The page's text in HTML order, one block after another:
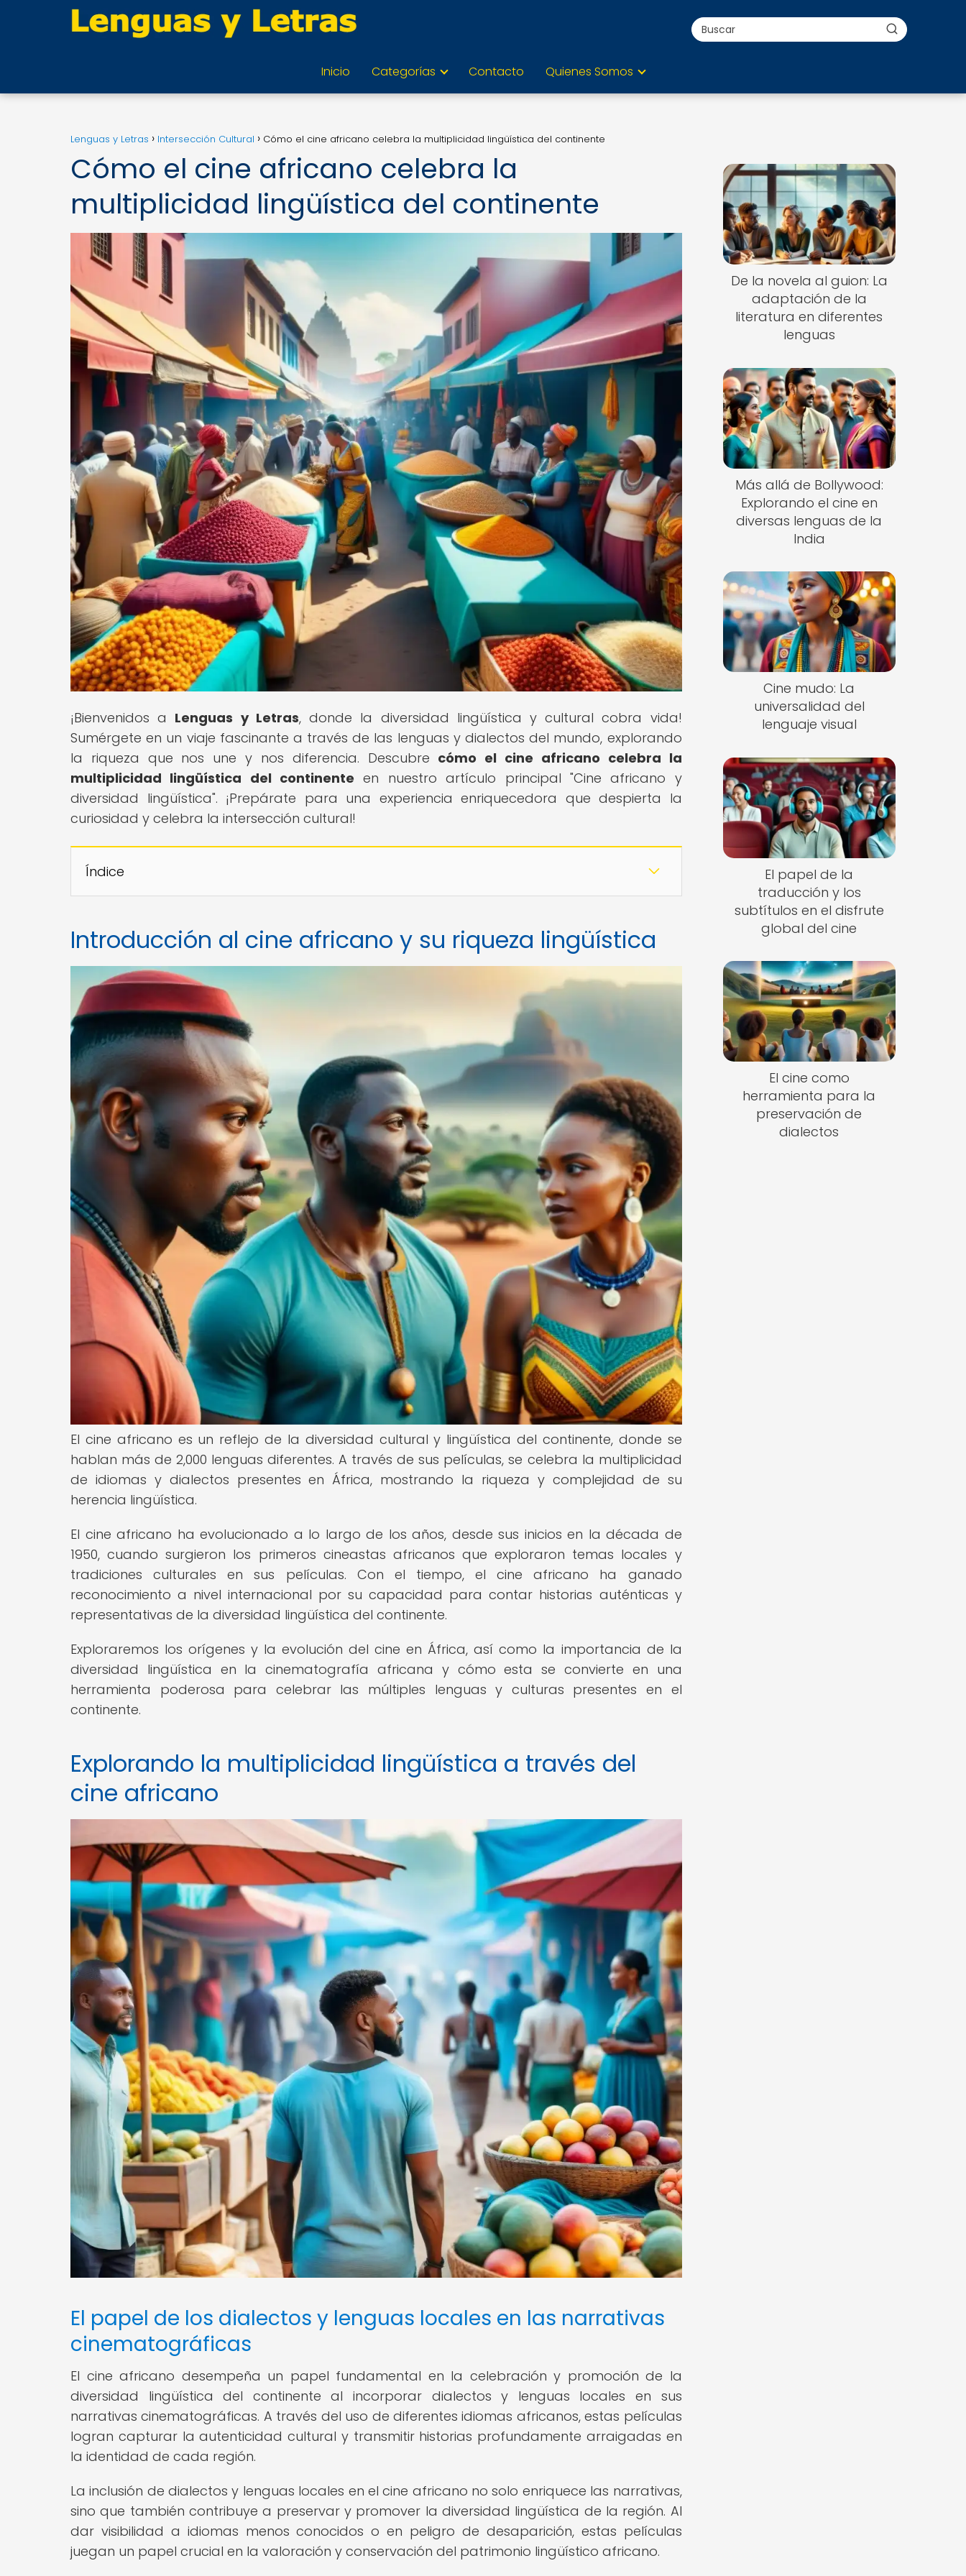
Inicio Categorías Contacto Quienes Somos
Lenguas y Letras Intersección Cultural Cómo el cine africano celebra la multiplicidad lingüística del continente
Cómo el cine africano celebra la
multiplicidad lingüística del continente
¡Bienvenidos a Lenguas y Letras, donde la diversidad lingüística y cultural cobra vida!
Sumérgete en un viaje fascinante a través de las lenguas y dialectos del mundo, explorando
la riqueza que nos une y nos diferencia. Descubre cómo el cine africano celebra la
multiplicidad lingüística del continente en nuestro artículo principal "Cine africano y
diversidad lingüística". ¡Prepárate para una experiencia enriquecedora que despierta la
curiosidad y celebra la intersección cultural!
Índice
Introducción al cine africano y su riqueza lingüística
El cine africano es un reflejo de la diversidad cultural y lingüística del continente, donde se
hablan más de 2,000 lenguas diferentes. A través de sus películas, se celebra la multiplicidad
de idiomas y dialectos presentes en África, mostrando la riqueza y complejidad de su
herencia lingüística.
El cine africano ha evolucionado a lo largo de los años, desde sus inicios en la década de
1950, cuando surgieron los primeros cineastas africanos que exploraron temas locales y
tradiciones culturales en sus películas. Con el tiempo, el cine africano ha ganado
reconocimiento a nivel internacional por su capacidad para contar historias auténticas y
representativas de la diversidad lingüística del continente.
Exploraremos los orígenes y la evolución del cine en África, así como la importancia de la
diversidad lingüística en la cinematografía africana y cómo esta se convierte en una
herramienta poderosa para celebrar las múltiples lenguas y culturas presentes en el
continente.
Explorando la multiplicidad lingüística a través del
cine africano
El papel de los dialectos y lenguas locales en las narrativas
cinematográficas
El cine africano desempeña un papel fundamental en la celebración y promoción de la
diversidad lingüística del continente al incorporar dialectos y lenguas locales en sus
narrativas cinematográficas. A través del uso de diferentes idiomas africanos, estas películas
logran capturar la autenticidad cultural y transmitir historias profundamente arraigadas en
la identidad de cada región.
La inclusión de dialectos y lenguas locales en el cine africano no solo enriquece las narrativas,
sino que también contribuye a preservar y promover la diversidad lingüística de la región. Al
dar visibilidad a idiomas menos conocidos o en peligro de desaparición, estas películas
juegan un papel crucial en la valoración y conservación del patrimonio lingüístico africano.
De la novela al guion: La
adaptación de la
literatura en diferentes
lenguas
Más allá de Bollywood:
Explorando el cine en
diversas lenguas de la
India
Cine mudo: La
universalidad del
lenguaje visual
El papel de la
traducción y los
subtítulos en el disfrute
global del cine
El cine como
herramienta para la
preservación de
dialectos